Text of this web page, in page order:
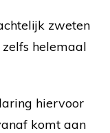
zweten
helemaal
hiervoor
komt aan